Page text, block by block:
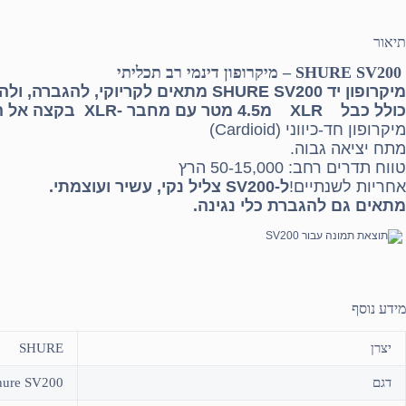
תיאור
SHURE SV200 – מיקרופון דינמי רב תכליתי
מיקרופון יד SHURE SV200 מתאים לקריוקי, להגברה, ולהקלטות מולטימדיה.
כולל כבל XLR מ4.5 מטר עם מחבר -XLR בקצה אל המערבל
מיקרופון חד-כיווני (Cardioid)
מתח יציאה גבוה.
טווח תדרים רחב: 50-15,000 הרץ
אחריות לשנתיים!ל-SV200 צליל נקי, עשיר ועוצמתי.
מתאים גם להגברת כלי נגינה.
מידע נוסף
יצרן SHURE
דגם SV200